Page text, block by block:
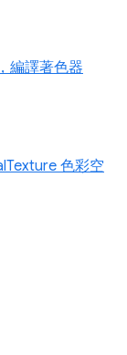
編譯著色器
色彩空